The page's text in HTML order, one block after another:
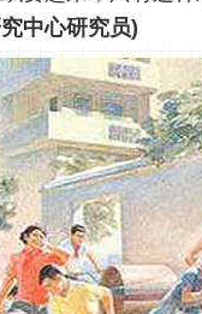
中心研究员)